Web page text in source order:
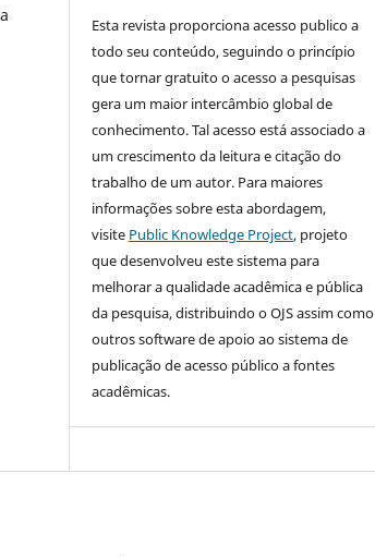
Esta revista proporciona acesso publico a
todo seu conteúdo, seguindo o princípio
que tornar gratuito o acesso a pesquisas
gera um maior intercâmbio global de
conhecimento. Tal acesso está associado a
um crescimento da leitura e citação do
trabalho de um autor. Para maiores
informações sobre esta abordagem,
visite Public Knowledge Project, projeto
que desenvolveu este sistema para
melhorar a qualidade acadêmica e pública
da pesquisa, distribuindo o OJS assim como
outros software de apoio ao sistema de
publicação de acesso público a fontes
acadêmicas.